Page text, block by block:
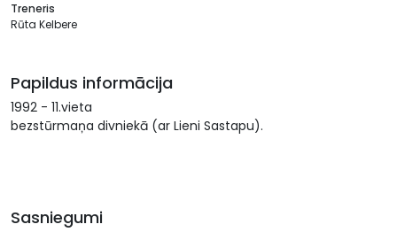
Treneris
Rūta Kelbere
Papildus informācija
1992 - 11.vieta
bezstūrmaņa divniekā (ar Lieni Sastapu).
Sasniegumi